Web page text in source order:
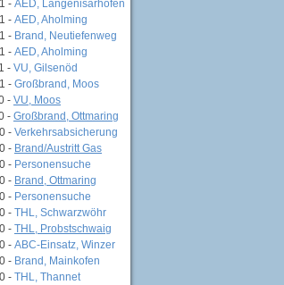
- AED, Langenisarhofen
- AED, Aholming
- Brand, Neutiefenweg
- AED, Aholming
- VU, Gilsenöd
- Großbrand, Moos
- VU, Moos
- Großbrand, Ottmaring
- Verkehrsabsicherung
- Brand/Austritt Gas
- Personensuche
- Brand, Ottmaring
- Personensuche
- THL, Schwarzwöhr
- THL, Probstschwaig
- ABC-Einsatz, Winzer
- Brand, Mainkofen
- THL, Thannet